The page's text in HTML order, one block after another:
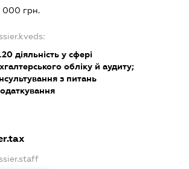
000 грн.
діяльність у сфері
обліку й аудиту;
з питань